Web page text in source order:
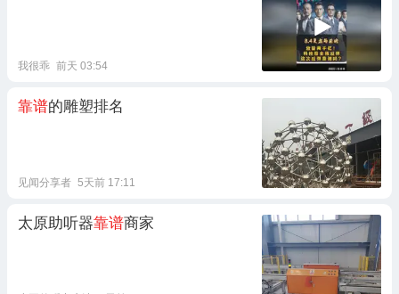
我很乖 前天 03:54
靠谱的雕塑排名
见闻分享者 5天前 17:11
太原助听器靠谱商家